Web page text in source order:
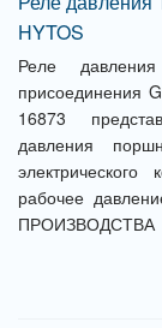
HYTOS
Реле
присоединения
16873
давления
рабочее
ПРОИЗВОДСТВА